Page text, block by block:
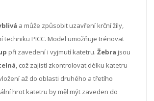
a může způsobit uzavření krční žíly,
techniku PICC. Model umožňuje trénovat
při zavedení i vyjmutí katetru. Žebra jsou
, což zajistí zkontrolovat délku katetru
až do oblasti druhého a třetího
hrot katetru by měl mýt zaveden do